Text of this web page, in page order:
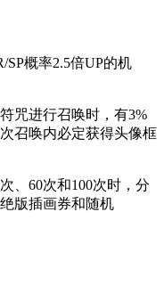
SP概率2.5倍UP的机
咒进行召唤时，有3%
召唤内必定获得头像框
、60次和100次时，分
版插画券和随机